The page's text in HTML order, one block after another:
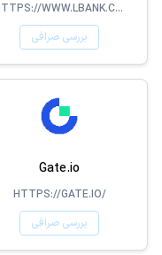
HTTPS://WWW.LBANK.COM/
بررسی صرافی
Gate.io
HTTPS://GATE.IO/
بررسی صرافی